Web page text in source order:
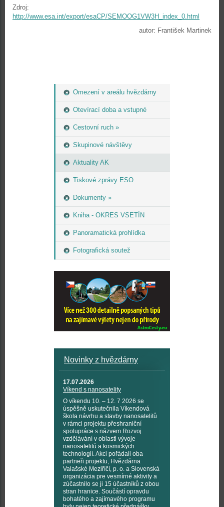
Omezení v areálu hvězdárny
Otevírací doba a vstupné
Cestovní ruch »
Skupinové návštěvy
Aktuality AK
Tiskové zprávy ESO
Dokumenty »
Kniha - OKRES VSETÍN
Panoramatická prohlídka
Fotografická soutež
Novinky z hvězdárny
17.07.2026
Víkend s nanosatelity
O víkendu 10. – 12. 7 2026 se
úspěšně uskutečnila Víkendová
škola návrhu a stavby nanosatelitů
v rámci projektu přeshraniční
spolupráce s názvem Rozvoj
vzdělávání v oblasti vývoje
nanosatelitů a kosmických
technologií. Akci pořádali oba
partneři projektu, Hvězdárna
Valašské Meziříčí, p. o. a Slovenská
organizácia pre vesmírné aktivity a
zúčastnilo se ji 15 účastníků z obou
stran hranice. Součástí opravdu
bohatého a zajímavého programu
Zdroj:
http://www.esa.int/export/esaCP/SEMOOG1VW3H_index_0.html
autor: František Martinek